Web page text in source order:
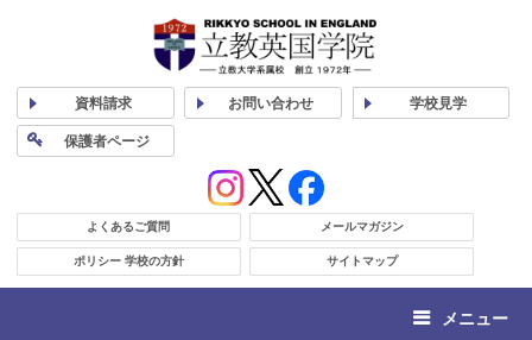
資料請求 お問い合わせ 学校見学
保護者ページ
よくあるご質問 メールマガジン
ポリシー 学校の方針 サイトマップ
メニュー